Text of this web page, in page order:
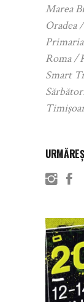
Marea
Oradea
Roma
Smart